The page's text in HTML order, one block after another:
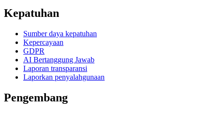
Kepatuhan
Sumber daya kepatuhan
Kepercayaan
GDPR
AI Bertanggung Jawab
Laporan transparansi
Laporkan penyalahgunaan
Pengembang